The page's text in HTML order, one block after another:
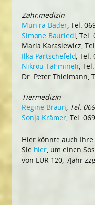
Zahnmedizin
Munira Bäder, Tel.
Simone Bauriedl, Tel.
Maria Karasiewicz,
Ilka Partschefeld, Tel.
Nikrou Tahmineh,
Dr. Peter Thielmann,
Tiermedizin
Regine Braun, Tel.
Sonja Krämer, Tel.
Hier könnte auch
Sie hier, um einen
von EUR 120,–/Jahr